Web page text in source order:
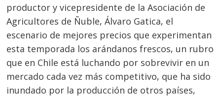
productor y vicepresidente de la Asociación de
Agricultores de Ñuble, Álvaro Gatica, el
escenario de mejores precios que experimentan
esta temporada los arándanos frescos, un rubro
que en Chile está luchando por sobrevivir en un
mercado cada vez más competitivo, que ha sido
inundado por la producción de otros países,